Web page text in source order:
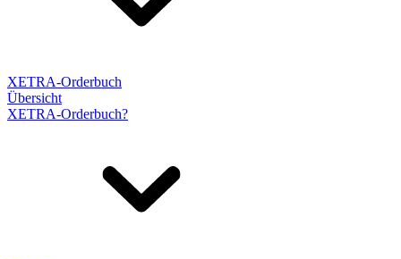
XETRA-Orderbuch
Übersicht
XETRA-Orderbuch?